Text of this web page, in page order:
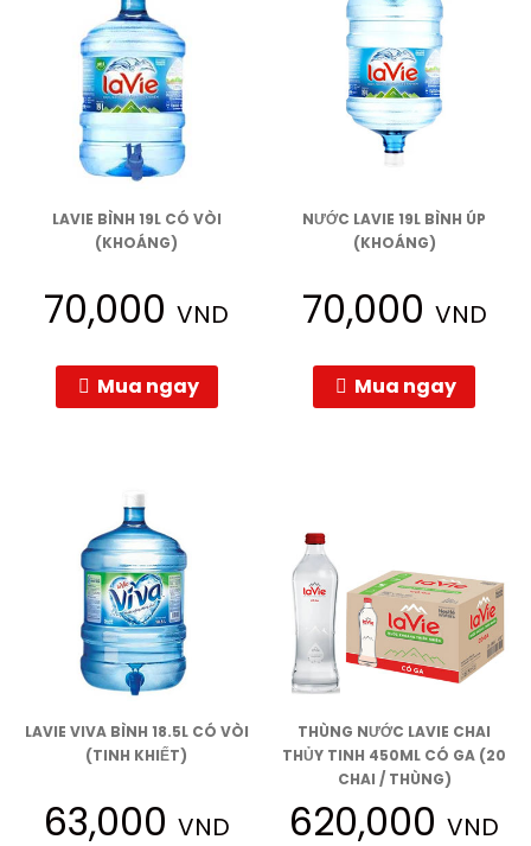
LAVIE BÌNH 19L CÓ VÒI
(KHOÁNG)
70,000VND
Mua ngay
NƯỚC LAVIE 19L BÌNH ÚP
(KHOÁNG)
70,000 VND
Mua ngay
LAVIE VIVA BÌNH 18.5L CÓ VÒI
(TINH KHIẾT)
63,000 VND
THÙNG NƯỚC LAVIE CHAI
THỦY TINH 450ML CÓ GA (20
CHAI / THÙNG)
620,000VND